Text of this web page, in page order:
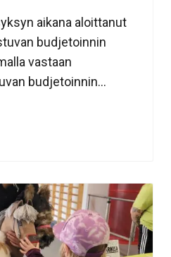
aikana aloittanut
budjetoinnin
vastaan
budjetoinnin...